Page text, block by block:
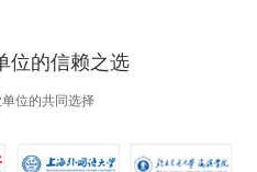
位的信赖之选
位的共同选择